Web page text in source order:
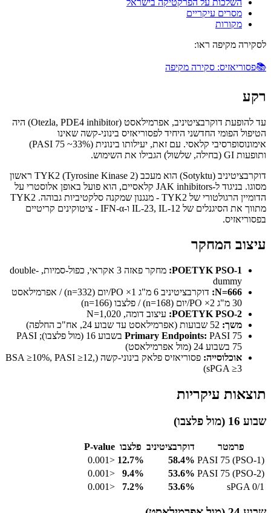
מסרים עיקריים
מקורות
לסקירה מקיפה ראו:
📚פסוריאזיס: סקירה מקיפה
רקע
עד להופעת דוקרבציטיניב, אפרמילאסט (Otezla, PDE4 inhibitor) היה
הטיפול הפומי החדשני היחיד לפסוריאזיס בינוני-קשה שאינו
אימונוסופרסיבי קלאסי. עם זאת, יעילותו בינונית (PASI 75 ~33%)
ותופעות GI (בחילה, שלשול) הגבילו את השימוש.
דוקרבציטיניב (Sotyktu) הוא מעכב TYK2 (Tyrosine Kinase 2) ראשון
מסוגו. בניגוד ל-JAK inhibitors קלאסיים, הוא פועל באופן אלוסטרי על
הדומיין הרגולטורי של TYK2 - מנגנון שמקנה סלקטיביות גבוהה. TYK2
מתווך את הסיגנלים של IL-23, IL-12 ו-IFN-α - ציטוקינים קריטיים
בפסוריאזיס.
עיצוב המחקר
POETYK PSO-1:
מחקר פאזה 3 אקראי, כפול-סמיות, double-
dummy
N=666:
דוקרבציטיניב 6 מ"ג PO ×1/יום (n=332) / אפרמילאסט
30 מ"ג PO ×2/יום (n=168) / פלצבו (n=166)
POETYK PSO-2: עיצוב דומה, N=1,020
משך:
Primary Endpoints:
PASI 75 בשבוע 16 (מול פלצבו); PASI
75 בשבוע 24 (מול אפרמילאסט)
אוכלוסייה:
פסוריאזיס פלאק בינוני-קשה (BSA ≥10%, PASI ≥12,
sPGA ≥3)
תוצאות עיקריות
שבוע 16 (מול פלצבו)
פרמטר דוקרבציטיניב פלצבו P-value
PASI 75 (PSO-1)
58.4%
12.7%
<0.001
PASI 75 (PSO-2)
53.6%
9.4%
<0.001
sPGA 0/1
53.6%
7.2%
<0.001